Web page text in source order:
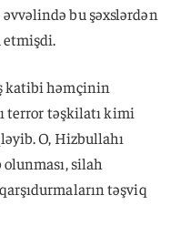
bu şəxslərdən
etmişdi.
katibi həmçinin
terror təşkilatı kimi
O, Hizbullahı
silah
təşviq